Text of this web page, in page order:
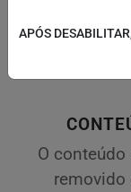
O
removido
APÓS